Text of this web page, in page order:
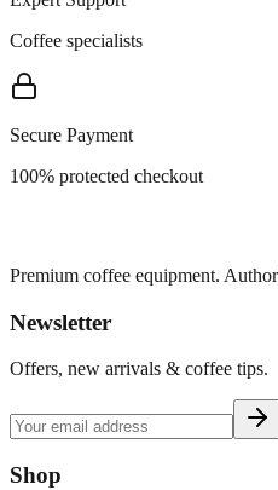
Coffee specialists
Secure Payment
100% protected checkout
Premium coffee equipment.
Newsletter
Offers, new arrivals & coffee tips.
Shop